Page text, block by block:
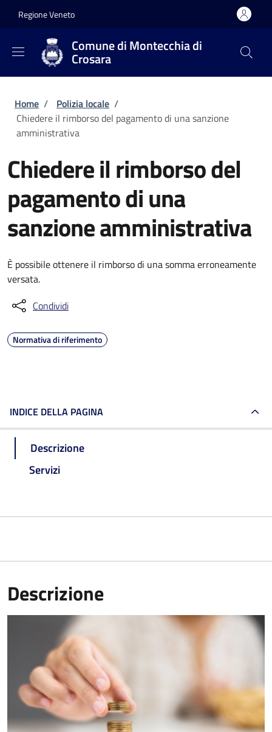
Regione Veneto
Comune di Montecchia di
Crosara
Briciole di pane
Home / Polizia locale /
Chiedere il rimborso del pagamento di una sanzione
amministrativa
Chiedere il rimborso del
pagamento di una
sanzione amministrativa
È possibile ottenere il rimborso di una somma erroneamente
versata.
Condividi
Normativa di riferimento
INDICE DELLA PAGINA
Descrizione
Servizi
Descrizione